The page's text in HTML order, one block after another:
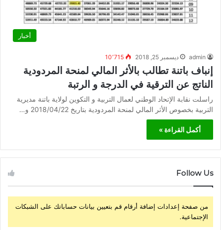
أخبار
admin ديسمبر 25, 2018 10٬715
إنباف باتنة تطالب بالأثر المالي لمنحة المردودية
الناتج عن الترقية في الدرجة و الرتبة
راسلت نقابة الإتحاد الوطني لعمال التربية و التكوين لولاية باتنة مديرية
التربية بخصوص الأثر المالي لمنحة المردودية بتاريخ 2018/04/22 و…
أكمل القراءة »
Follow Us
من صفحة إعدادات إضافة أرقام قم بتعيين بيانات حساباتك على الشبكات
الإجتماعية.